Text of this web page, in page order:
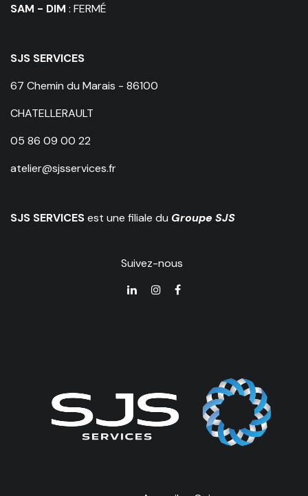
SAM - DIM : FERMÉ
SJS SERVICES
67 Chemin du Marais - 86100
CHATELLERAULT
05 86 09 00 22
atelier@sjsservices.fr
SJS SERVICESest une filiale du Groupe SJS
Suivez-nous